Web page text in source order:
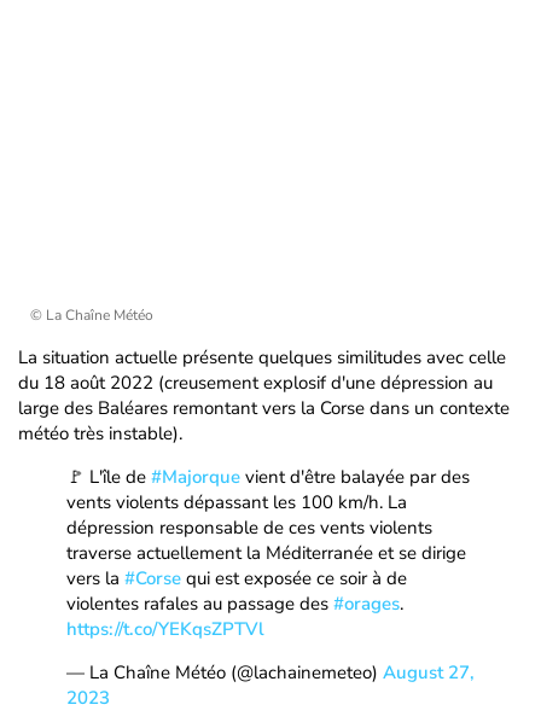
© La Chaîne Météo
La situation actuelle présente quelques similitudes avec celle
du 18 août 2022 (creusement explosif d'une dépression au
large des Baléares remontant vers la Corse dans un contexte
météo très instable).
🚩 L'île de #Majorque vient d'être balayée par des
vents violents dépassant les 100 km/h. La
dépression responsable de ces vents violents
traverse actuellement la Méditerranée et se dirige
vers la #Corse qui est exposée ce soir à de
violentes rafales au passage des #orages.
https://t.co/YEKqsZPTVl
— La Chaîne Météo (@lachainemeteo) August 27,
2023